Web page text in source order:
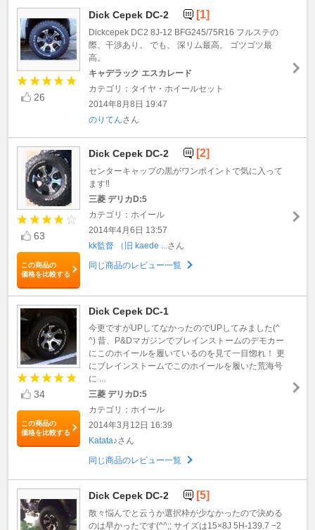
26
Dick Cepek DC-2 [1]
Dickcepek DC2 8J-12 BFG245/75R16 フルステの
際、干渉あり。 でも、 深リム最高。 ゴツゴツ最
高。
キャデラック エスカレード
カテゴリ：タイヤ・ホイールセット
2014年8月8日 19:47
のりてんさん
63
この商品の
価格を比較する
Dick Cepek DC-2 [2]
センターキャップの黒がワンポイントで気に入って
ます‼︎
三菱 デリカD:5
カテゴリ：ホイール
2014年4月6日 13:57
kk監督 （旧 kaede ... さん
同じ商品のレビュー一覧
34
この商品の
価格を比較する
Dick Cepek DC-1
今更ですがUPしてなかったのでUPしてみました(^
^) 昔、P&Dマガジンでブレインストームのデモカー
にこのホイールを履いているのを見て一目惚れ！ 更
にブレインストームでこのホイールを履いた荒海号
に ...
三菱 デリカD:5
カテゴリ：ホイール
2014年3月12日 16:39
Katata♪さん
同じ商品のレビュー一覧
Dick Cepek DC-2 [5]
散々悩んでと云うか選択枠が少なかったので決める
のは早かったです(^^;; サイズは15×8J 5H-139.7 −2